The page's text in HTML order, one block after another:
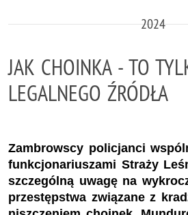
2024
JAK CHOINKA - TO
LEGALNEGO ŹRÓDŁA
Zambrowscy policjanci
funkcjonariuszami Straży
szczególną uwagę na
przestępstwa związane z